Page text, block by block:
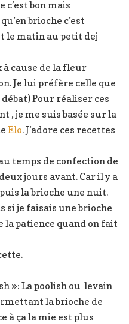
bon mais
brioche c’est
le matin au petit dej
à cause de la fleur
Je lui préfère celle que
Pour réaliser ces
, je me suis basée sur la
Elo. J’adore ces recettes
temps de confection de
jours avant. Car il y a
la brioche une nuit.
si je faisais une brioche
patience quand on fait
»: La poolish ou levain
la brioche de
à ça la mie est plus